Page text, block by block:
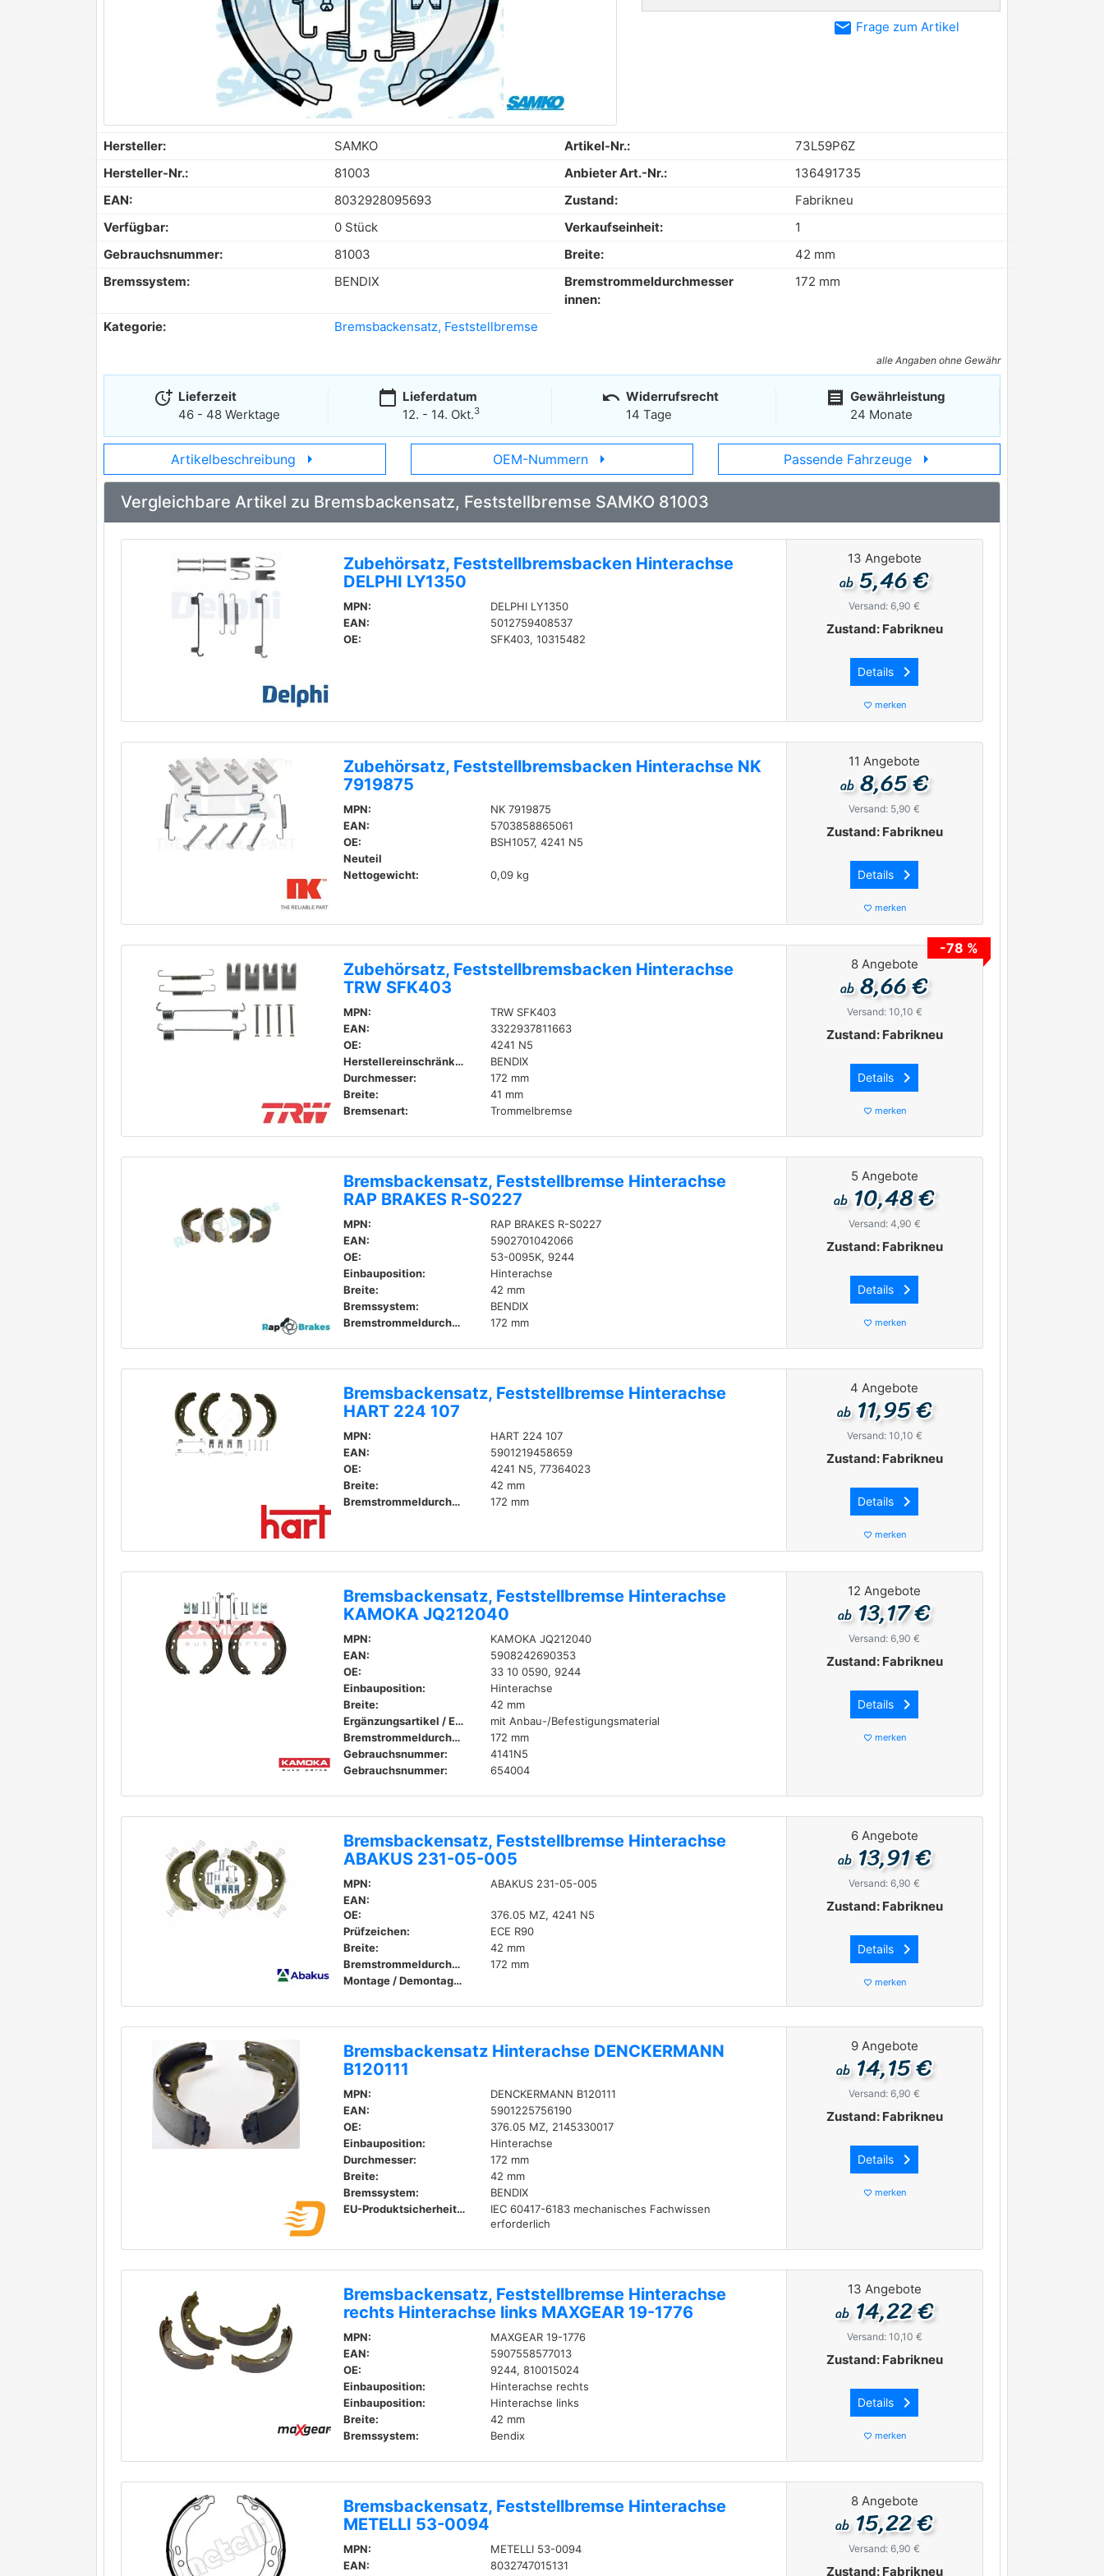
email Frage zum Artikel
Hersteller: SAMKO Artikel-Nr.:
73L59P6Z
Hersteller-Nr.:
81003 Anbieter Art.-Nr.:
136491735
EAN:
8032928095693 Zustand:
Fabrikneu
Verfügbar:
0 Stück Verkaufseinheit:
1
Gebrauchsnummer:
81003 Breite:
42 mm
Bremssystem:
BENDIX
Bremstrommeldurchmesser
innen:
172 mm
Kategorie: Bremsbackensatz, Feststellbremse
alle Angaben ohne Gewähr
more_time Lieferzeit
46 - 48 Werktage
calendar_today Lieferdatum
12. - 14. Okt.3
undo Widerrufsrecht
14 Tage
receipt Gewährleistung
24 Monate
Artikelbeschreibung arrow_right OEM-Nummern arrow_right Passende Fahrzeuge arrow_right
Vergleichbare Artikel zu Bremsbackensatz, Feststellbremse SAMKO 81003
Zubehörsatz, Feststellbremsbacken Hinterachse
DELPHI LY1350
MPN:
DELPHI LY1350
EAN:
5012759408537
OE:
SFK403, 10315482
13 Angebote
ab5,46 €
Versand: 6,90 €
Zustand: Fabrikneu
Details keyboard_arrow_right
favorite_border merken
Zubehörsatz, Feststellbremsbacken Hinterachse NK
7919875
MPN:
NK 7919875
EAN:
5703858865061
OE:
BSH1057, 4241 N5
Neuteil
Nettogewicht:
0,09 kg
11 Angebote
ab8,65 €
Versand: 5,90 €
Zustand: Fabrikneu
Details keyboard_arrow_right
favorite_border merken
Zubehörsatz, Feststellbremsbacken Hinterachse
TRW SFK403
MPN:
TRW SFK403
EAN:
3322937811663
OE:
4241 N5
Herstellereinschränkung:
BENDIX
Durchmesser:
172 mm
Breite:
41 mm
Bremsenart:
Trommelbremse
-78 %
8 Angebote
ab8,66 €
Versand: 10,10 €
Zustand: Fabrikneu
Details keyboard_arrow_right
favorite_border merken
Bremsbackensatz, Feststellbremse Hinterachse
RAP BRAKES R-S0227
MPN:
RAP BRAKES R-S0227
EAN:
5902701042066
OE:
53-0095K, 9244
Einbauposition:
Hinterachse
Breite:
42 mm
Bremssystem:
BENDIX
Bremstrommeldurchmesser innen:
172 mm
5 Angebote
ab10,48 €
Versand: 4,90 €
Zustand: Fabrikneu
Details keyboard_arrow_right
favorite_border merken
Bremsbackensatz, Feststellbremse Hinterachse
HART 224 107
MPN:
HART 224 107
EAN:
5901219458659
OE:
4241 N5, 77364023
Breite:
42 mm
Bremstrommeldurchmesser innen:
172 mm
4 Angebote
ab11,95 €
Versand: 10,10 €
Zustand: Fabrikneu
Details keyboard_arrow_right
favorite_border merken
Bremsbackensatz, Feststellbremse Hinterachse
KAMOKA JQ212040
MPN:
KAMOKA JQ212040
EAN:
5908242690353
OE:
33 10 0590, 9244
Einbauposition:
Hinterachse
Breite:
42 mm
Ergänzungsartikel / Ergänzende Info:
mit Anbau-/Befestigungsmaterial
Bremstrommeldurchmesser innen:
172 mm
Gebrauchsnummer:
4141N5
Gebrauchsnummer:
654004
12 Angebote
ab13,17 €
Versand: 6,90 €
Zustand: Fabrikneu
Details keyboard_arrow_right
favorite_border merken
Bremsbackensatz, Feststellbremse Hinterachse
ABAKUS 231-05-005
MPN:
ABAKUS 231-05-005
EAN:
OE:
376.05 MZ, 4241 N5
Prüfzeichen:
ECE R90
Breite:
42 mm
Bremstrommeldurchmesser innen:
172 mm
Montage / Demontage durch Fachpersonal erforderlich!
6 Angebote
ab13,91 €
Versand: 6,90 €
Zustand: Fabrikneu
Details keyboard_arrow_right
favorite_border merken
Bremsbackensatz Hinterachse DENCKERMANN
B120111
MPN:
DENCKERMANN B120111
EAN:
5901225756190
OE:
376.05 MZ, 2145330017
Einbauposition:
Hinterachse
Durchmesser:
172 mm
Breite:
42 mm
Bremssystem:
BENDIX
EU-Produktsicherheitsverordnung (GPSR):
IEC 60417-6183 mechanisches Fachwissen
erforderlich
9 Angebote
ab14,15 €
Versand: 6,90 €
Zustand: Fabrikneu
Details keyboard_arrow_right
favorite_border merken
Bremsbackensatz, Feststellbremse Hinterachse
rechts Hinterachse links MAXGEAR 19-1776
MPN:
MAXGEAR 19-1776
EAN:
5907558577013
OE:
9244, 810015024
Einbauposition:
Hinterachse rechts
Einbauposition:
Hinterachse links
Breite:
42 mm
Bremssystem:
Bendix
13 Angebote
ab14,22 €
Versand: 10,10 €
Zustand: Fabrikneu
Details keyboard_arrow_right
favorite_border merken
Bremsbackensatz, Feststellbremse Hinterachse
METELLI 53-0094
MPN:
METELLI 53-0094
EAN:
8032747015131
8 Angebote
ab15,22 €
Versand: 6,90 €
Zustand: Fabrikneu